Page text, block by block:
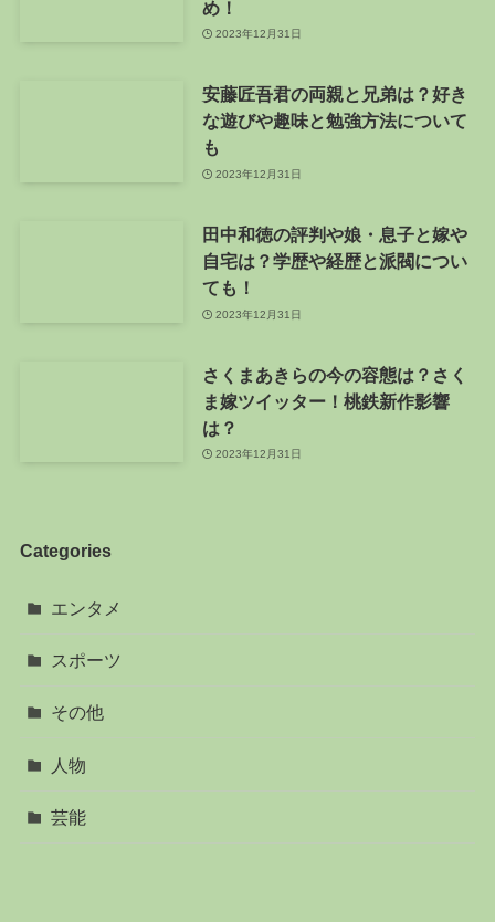
め！
2023年12月31日
安藤匠吾君の両親と兄弟は？好き
な遊びや趣味と勉強方法について
も
2023年12月31日
田中和徳の評判や娘・息子と嫁や
自宅は？学歴や経歴と派閥につい
ても！
2023年12月31日
さくまあきらの今の容態は？さく
ま嫁ツイッター！桃鉄新作影響
は？
2023年12月31日
Categories
エンタメ
スポーツ
その他
人物
芸能